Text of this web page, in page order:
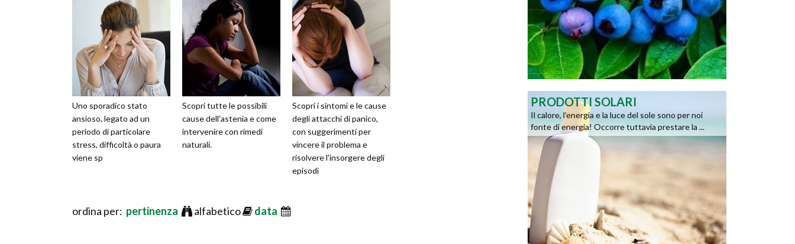
Uno sporadico stato
ansioso, legato ad un
periodo di particolare
stress, difficoltà o paura
viene sp
Scopri tutte le possibili
cause dell'astenia e come
intervenire con rimedi
naturali.
Scopri i sintomi e le cause
degli attacchi di panico,
con suggerimenti per
vincere il problema e
risolvere l'insorgere degli
episodi
ordina per: pertinenza alfabetico data
PRODOTTI SOLARI
Il calore, l’energia e la luce del sole sono per noi
fonte di energia! Occorre tuttavia prestare la ...